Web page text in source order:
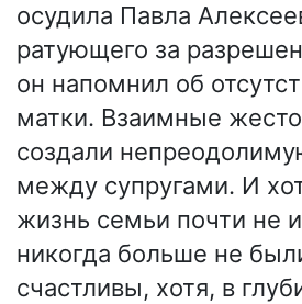
осудила Павла
ратующего за
он напомнил об
матки. Взаимные
создали
между супругами. И
жизнь семьи почти не
никогда больше не
счастливы, хотя, в